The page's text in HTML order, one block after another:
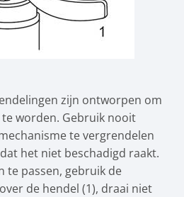
zijn ontworpen om
worden. Gebruik nooit
te vergrendelen
het niet beschadigd raakt.
te passen, gebruik de
de hendel (1), draai niet